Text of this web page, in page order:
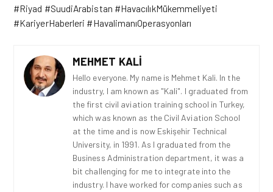
#Riyad #SuudiArabistan #HavacılıkMükemmeliyeti
#KariyerHaberleri #HavalimanıOperasyonları
MEHMET KALI
Hello everyone. My name is Mehmet Kali. In the
industry, I am known as "Kali". I graduated from
the first civil aviation training school in Turkey,
which was known as the Civil Aviation School
at the time and is now Eskişehir Technical
University, in 1991. As I graduated from the
Business Administration department, it was a
bit challenging for me to integrate into the
industry. I have worked for companies such as